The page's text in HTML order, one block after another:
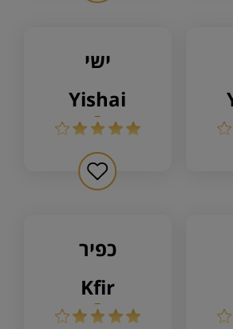
ישי
yishai
כפיר
kfir